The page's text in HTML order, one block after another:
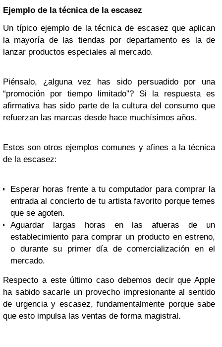
Ejemplo de la técnica de la escasez
Un típico ejemplo de la técnica de escasez que aplican
la mayoría de las tiendas por departamento es la de
lanzar productos especiales al mercado.
Piénsalo, ¿alguna vez has sido persuadido por una
“promoción por tiempo limitado”? Si la respuesta es
afirmativa has sido parte de la cultura del consumo que
refuerzan las marcas desde hace muchísimos años.
Estos son otros ejemplos comunes y afines a la técnica
de la escasez:
Esperar horas frente a tu computador para comprar la
entrada al concierto de tu artista favorito porque temes
que se agoten.
Aguardar largas horas en las afueras de un
establecimiento para comprar un producto en estreno,
o durante su primer día de comercialización en el
mercado.
Respecto a este último caso debemos decir que Apple
ha sabido sacarle un provecho impresionante al sentido
de urgencia y escasez, fundamentalmente porque sabe
que esto impulsa las ventas de forma magistral.